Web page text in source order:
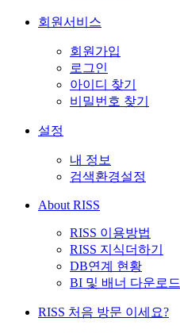
회원서비스
회원가입
로그인
아이디 찾기
비밀번호 찾기
설정
내 정보
검색환경설정
About RISS
RISS 이용방법
RISS 지식더하기
DB연계 현황
BI 및 배너 다운로드
RISS 처음 방문 이세요?